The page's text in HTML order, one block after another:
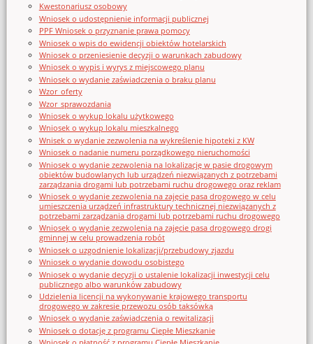
Kwestonariusz osobowy
Wniosek o udostępnienie informacji publicznej
PPF Wniosek o przyznanie prawa pomocy
Wniosek o wpis do ewidencji obiektów hotelarskich
Wniosek o przeniesienie decyzji o warunkach zabudowy
Wniosek o wypis i wyrys z miejscowego planu
Wniosek o wydanie zaświadczenia o braku planu
Wzor_oferty
Wzor_sprawozdania
Wniosek o wykup lokalu użytkowego
Wniosek o wykup lokalu mieszkalnego
Wnisek o wydanie zezwolenia na wykreślenie hipoteki z KW
Wniosek o nadanie numeru porządkowego nieruchomości
Wniosek o wydanie zezwolenia na lokalizację w pasie drogowym
obiektów budowlanych lub urządzeń niezwiązanych z potrzebami
zarządzania drogami lub potrzebami ruchu drogowego oraz reklam
Wniosek o wydanie zezwolenia na zajęcie pasa drogowego w celu
umieszczenia urządzeń infrastruktury technicznej niezwiązanych z
potrzebami zarządzania drogami lub potrzebami ruchu drogowego
Wniosek o wydanie zezwolenia na zajęcie pasa drogowego drogi
gminnej w celu prowadzenia robót
Wniosek o uzgodnienie lokalizacji/przebudowy zjazdu
Wniosek o wydanie dowodu osobistego
Wniosek o wydanie decyzji o ustalenie lokalizacji inwestycji celu
publicznego albo warunków zabudowy
Udzielenia licencji na wykonywanie krajowego transportu
drogowego w zakresie przewozu osób taksówką
Wniosek o wydanie zaświadczenia o rewitalizacji
Wniosek o dotację z programu Ciepłe Mieszkanie